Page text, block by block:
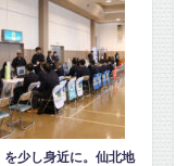
令和7年度 大館・北秋田地区の